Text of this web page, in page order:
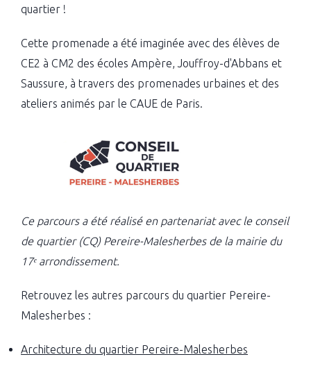
quartier !
Cette promenade a été imaginée avec des élèves de
CE2 à CM2 des écoles Ampère, Jouffroy-d'Abbans et
Saussure, à travers des promenades urbaines et des
ateliers animés par le CAUE de Paris.
Ce parcours a été réalisé en partenariat avec le conseil
de quartier (CQ) Pereire-Malesherbes de la mairie du
17ᵉ arrondissement.
Retrouvez les autres parcours du quartier Pereire-
Malesherbes :
Architecture du quartier Pereire-Malesherbes